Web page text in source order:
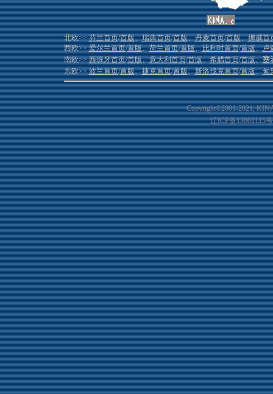
北欧>>芬兰首页/首版、瑞典首页/首版、丹麦首页/首版、挪威首
西欧>>爱尔兰首页/首版、荷兰首页/首版、比利时首页/首版、卢
南欧>>西班牙首页/首版、意大利首页/首版、希腊首页/首版、塞
东欧>>波兰首页/首版、捷克首页/首版、斯洛伐克首页/首版、匈
Copyright©2001-2021,
辽ICP备13001115